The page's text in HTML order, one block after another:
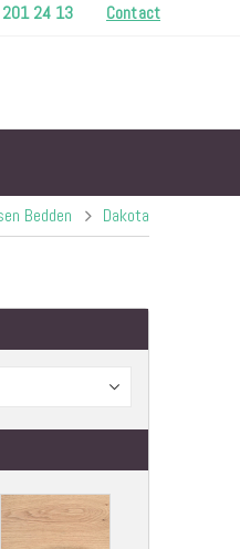
24 13 Contact
Bedden Dakota